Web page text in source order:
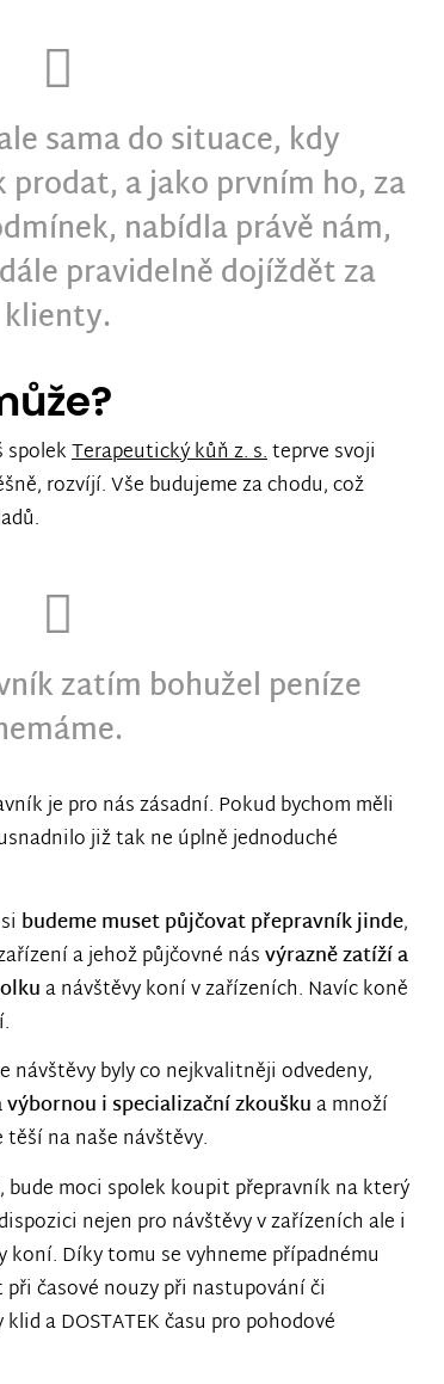
sama do situace, kdy
a jako prvním ho, za
nabídla právě nám,
pravidelně dojíždět za
klienty.
spolekTerapeutický kůň z. s.teprve svoji
rozvíjí. Vše budujeme za chodu, což
zatím bohužel peníze
je pro nás zásadní. Pokud bychom měli
již tak ne úplně jednoduché
budeme muset půjčovat přepravník jinde,
a jehož půjčovné násvýrazně zatíží a
a návštěvy koní v zařízeních. Navíc koně
návštěvy byly co nejkvalitněji odvedeny,
i specializační zkouškua množí
na naše návštěvy.
moci spolek koupit přepravník na který
nejen pro návštěvy v zařízeních ale i
Díky tomu se vyhneme případnému
časové nouzy při nastupování či
a DOSTATEK času pro pohodové